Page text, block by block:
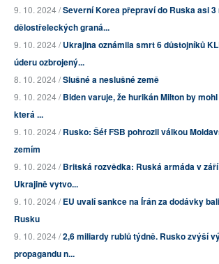
9. 10. 2024 /Severní Korea přepraví do Ruska asi
dělostřeleckých graná...
9. 10. 2024 /Ukrajina oznámila smrt 6 důstojníků
úderu ozbrojený...
8. 10. 2024 /Slušné a neslušné země
9. 10. 2024 /Biden varuje, že hurikán Milton by
která ...
9. 10. 2024 /Rusko: Šéf FSB pohrozil válkou
zemím
9. 10. 2024 /Britská rozvědka: Ruská armáda v
Ukrajině vytvo...
9. 10. 2024 /EU uvalí sankce na Írán za dodávky
Rusku
9. 10. 2024 /2,6 miliardy rublů týdně. Rusko zvýší
propagandu n...